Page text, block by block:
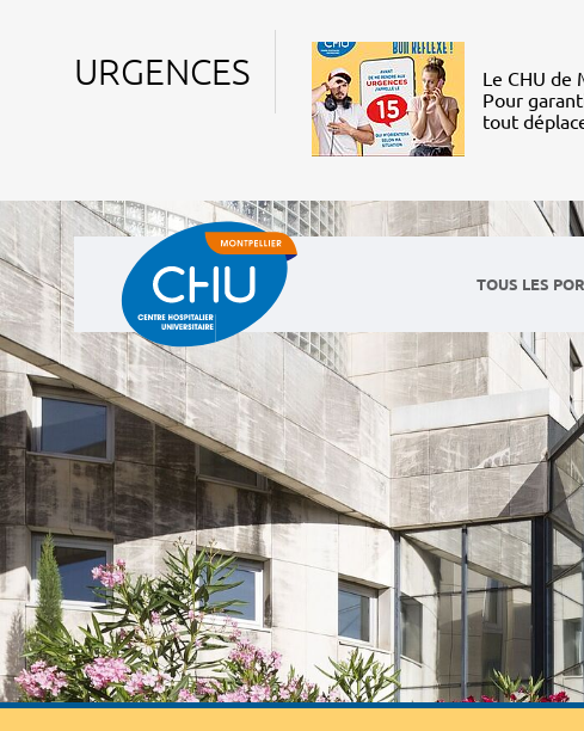
URGENCES
Le CHU de
Pour
tout
TOUS LES